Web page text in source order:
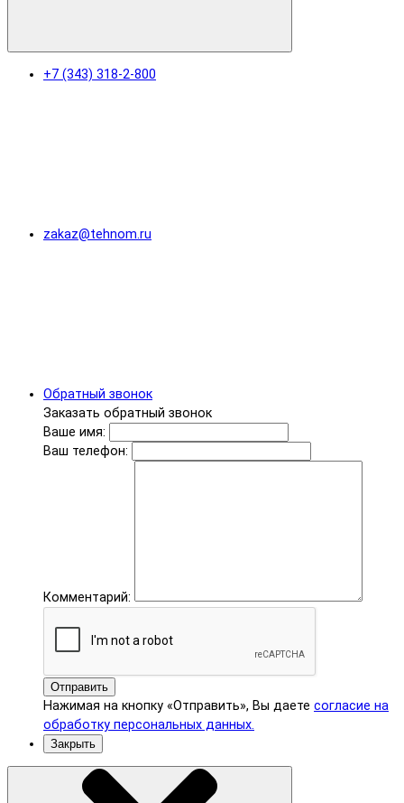
+7 (343) 318-2-800
zakaz@tehnom.ru
Обратный звонок
Заказать обратный звонок
Ваше имя:
Ваш телефон:
Комментарий:
Отправить
Нажимая на кнопку «Отправить», Вы даете согласие на
обработку персональных данных.
Закрыть